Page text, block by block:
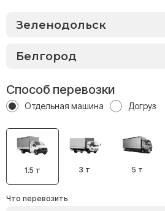
Способ перевозки
Отдельная машина Догруз
1.5 т 3 т 5 т
Что перевозить